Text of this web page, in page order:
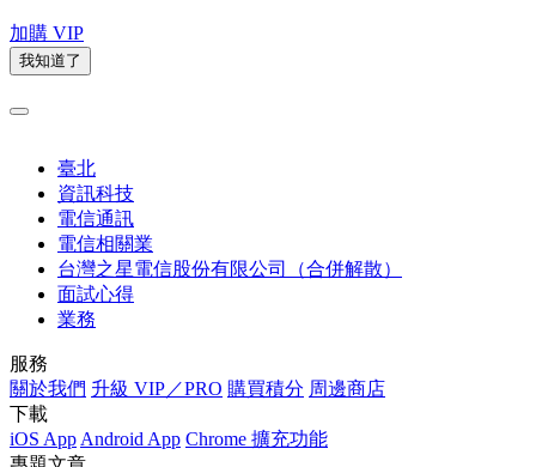
加購 VIP
我知道了
臺北
資訊科技
電信通訊
電信相關業
台灣之星電信股份有限公司（合併解散）
面試心得
業務
服務
關於我們 升級 VIP／PRO 購買積分 周邊商店
下載
iOS App Android App Chrome 擴充功能